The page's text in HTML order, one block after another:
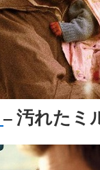
– 汚れたミ